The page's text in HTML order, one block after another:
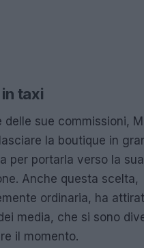
taxi
delle sue commissioni,
la boutique in
per portarla verso la
Anche questa scelta,
ordinaria, ha
media, che si sono
il momento.